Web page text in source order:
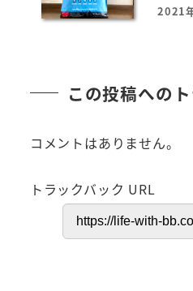
投稿日
2021
この投稿への
コメントはありません。
トラックバック URL